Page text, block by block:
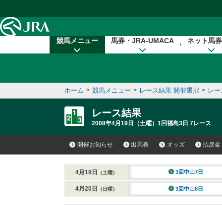
競馬メニュー 馬券・JRA-UMACA ネット馬
ホーム > 競馬メニュー > レース結果 開催選択 > レ
レース結果
2008年4月19日（土曜）1回福島3日 7レース
開催お知らせ 出馬表 オッズ 払戻金
4月19日 （土曜） 3回中山7日
4月20日 （日曜） 3回中山8日